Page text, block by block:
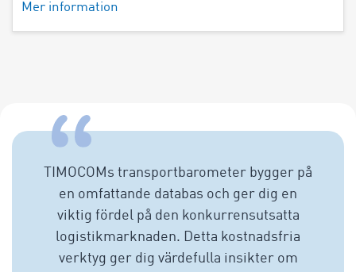
Mer information
TIMOCOMs transportbarometer bygger på
en omfattande databas och ger dig en
viktig fördel på den konkurrensutsatta
logistikmarknaden. Detta kostnadsfria
verktyg ger dig värdefulla insikter om